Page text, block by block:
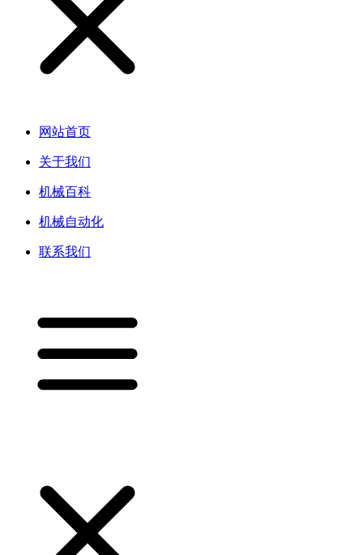
网站首页
关于我们
机械百科
机械自动化
联系我们